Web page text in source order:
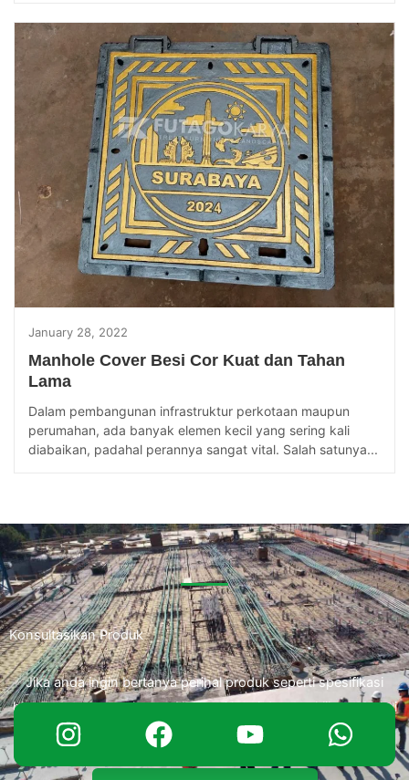
January 28, 2022
Manhole Cover Besi Cor Kuat dan Tahan
Lama
Dalam pembangunan infrastruktur perkotaan maupun
perumahan, ada banyak elemen kecil yang sering kali
diabaikan, padahal perannya sangat vital. Salah satunya...
Konsultasikan Produk
Jika anda ingin bertanya perihal produk seperti spesifikasi
hingga penawaran harga. Hubungi kami dengan klik tombol di